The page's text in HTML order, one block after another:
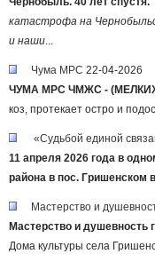
катастрофа на
и наши...
Чума МРС 22-04-2026
ЧУМА МРС ЧМЖС -
коз, протекает остро и
«Судьбой единой
11 апреля 2026 года в
района в пос. Гришенском
Мастерство и
Мастерство и душевность
Дома культуры села